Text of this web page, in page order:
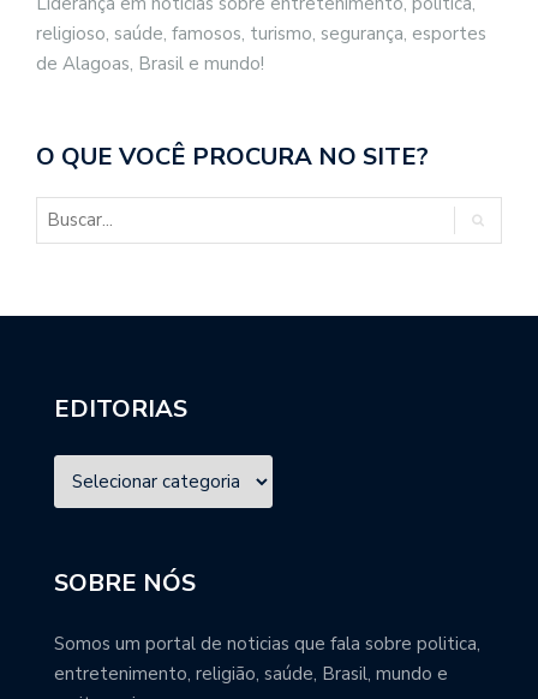
religioso, saúde, famosos, turismo, segurança, esportes
de Alagoas, Brasil e mundo!
O QUE VOCÊ PROCURA NO SITE?
EDITORIAS
SOBRE NÓS
Somos um portal de noticias que fala sobre politica,
entretenimento, religião, saúde, Brasil, mundo e